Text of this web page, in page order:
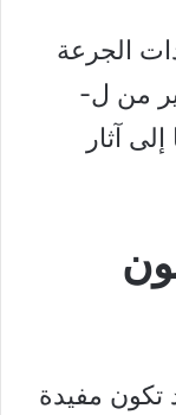
الجرعة
من ل-
آثار
تكون مفيدة